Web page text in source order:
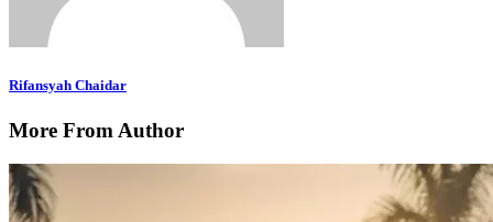
Rifansyah Chaidar
More From Author